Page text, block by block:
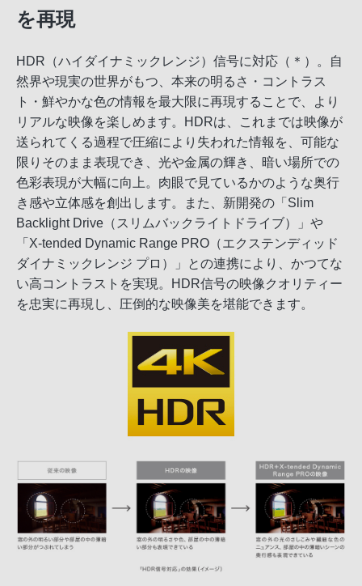
を再現
HDR（ハイダイナミックレンジ）信号に対応（＊）。自
然界や現実の世界がもつ、本来の明るさ・コントラス
ト・鮮やかな色の情報を最大限に再現することで、より
リアルな映像を楽しめます。HDRは、これまでは映像が
送られてくる過程で圧縮により失われた情報を、可能な
限りそのまま表現でき、光や金属の輝き、暗い場所での
色彩表現が大幅に向上。肉眼で見ているかのような奥行
き感や立体感を創出します。また、新開発の「Slim
Backlight Drive（スリムバックライトドライブ）」や
「X-tended Dynamic Range PRO（エクステンディッド
ダイナミックレンジ プロ）」との連携により、かつてな
い高コントラストを実現。HDR信号の映像クオリティー
を忠実に再現し、圧倒的な映像美を堪能できます。